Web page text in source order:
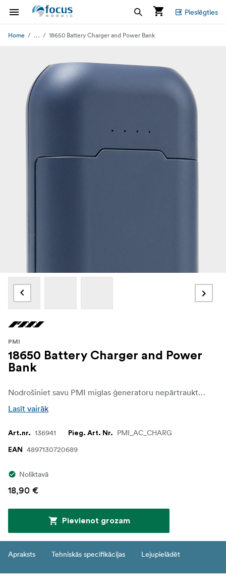
Pieslēgties
Home ... 18650 Battery Charger and Power Bank
PMI
18650 Battery Charger and Power
Bank
Nodrošiniet savu PMI miglas ģeneratoru nepārtrauktu darbību un gatavību darbam ar šo praktisko 2-in-1 lādētāju un ārējo akumulatoru 18650 Li-ion baterijām. Tas ir izstrādāts, lai nodrošinātu maksimālu elastīgumu filmēšanas laukumā, un ir ideāls palīgs rezerves bateriju pārvadāšanai un uzlādēšanai, vienlaikus darbojoties kā pārnēsājams ārējais enerģijas avots.
Lasīt vairāk
Art.nr. 136941 Pieg. Art. Nr. PMI_AC_CHARG
EAN 4897130720689
Noliktavā
18,90 €
Pievienot grozam
Apraksts Tehniskās specifikācijas Lejupielādēt